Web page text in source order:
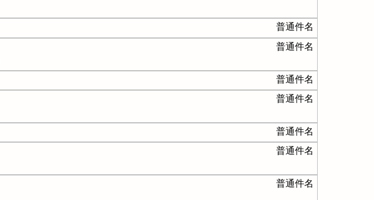
普通件名
普通件名
普通件名
普通件名
普通件名
普通件名
普通件名